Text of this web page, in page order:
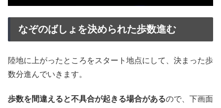
なぞのばしょを決められた歩数進む
陸地に上がったところをスタート地点にして、決まった歩
数分進んでいきます。
歩数を間違えると不具合が起きる場合があるので、下画面